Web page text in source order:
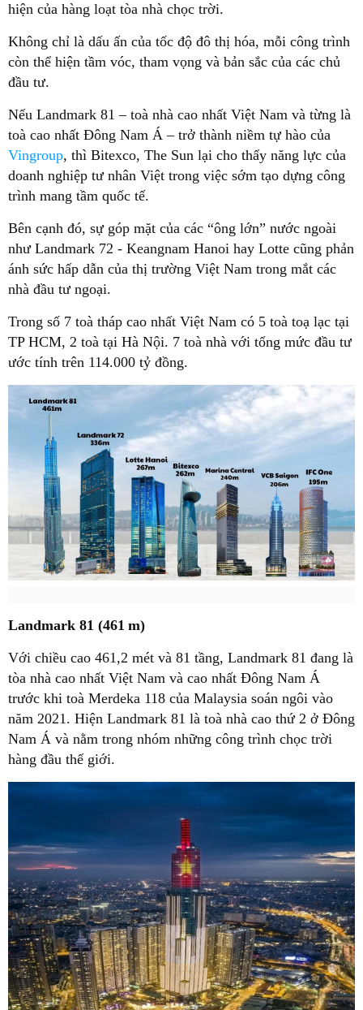
hiện của hàng loạt tòa nhà chọc trời.
Không chỉ là dấu ấn của tốc độ đô thị hóa, mỗi công trình
còn thể hiện tầm vóc, tham vọng và bản sắc của các chủ
đầu tư.
Nếu Landmark 81 – toà nhà cao nhất Việt Nam và từng là
toà cao nhất Đông Nam Á – trở thành niềm tự hào của
Vingroup, thì Bitexco, The Sun lại cho thấy năng lực của
doanh nghiệp tư nhân Việt trong việc sớm tạo dựng công
trình mang tầm quốc tế.
Bên cạnh đó, sự góp mặt của các “ông lớn” nước ngoài
như Landmark 72 - Keangnam Hanoi hay Lotte cũng phản
ánh sức hấp dẫn của thị trường Việt Nam trong mắt các
nhà đầu tư ngoại.
Trong số 7 toà tháp cao nhất Việt Nam có 5 toà toạ lạc tại
TP HCM, 2 toà tại Hà Nội. 7 toà nhà với tổng mức đầu tư
ước tính trên 114.000 tỷ đồng.
Landmark 81 (461 m)
Với chiều cao 461,2 mét và 81 tầng, Landmark 81 đang là
tòa nhà cao nhất Việt Nam và cao nhất Đông Nam Á
trước khi toà Merdeka 118 của Malaysia soán ngôi vào
năm 2021. Hiện Landmark 81 là toà nhà cao thứ 2 ở Đông
Nam Á và nằm trong nhóm những công trình chọc trời
hàng đầu thế giới.